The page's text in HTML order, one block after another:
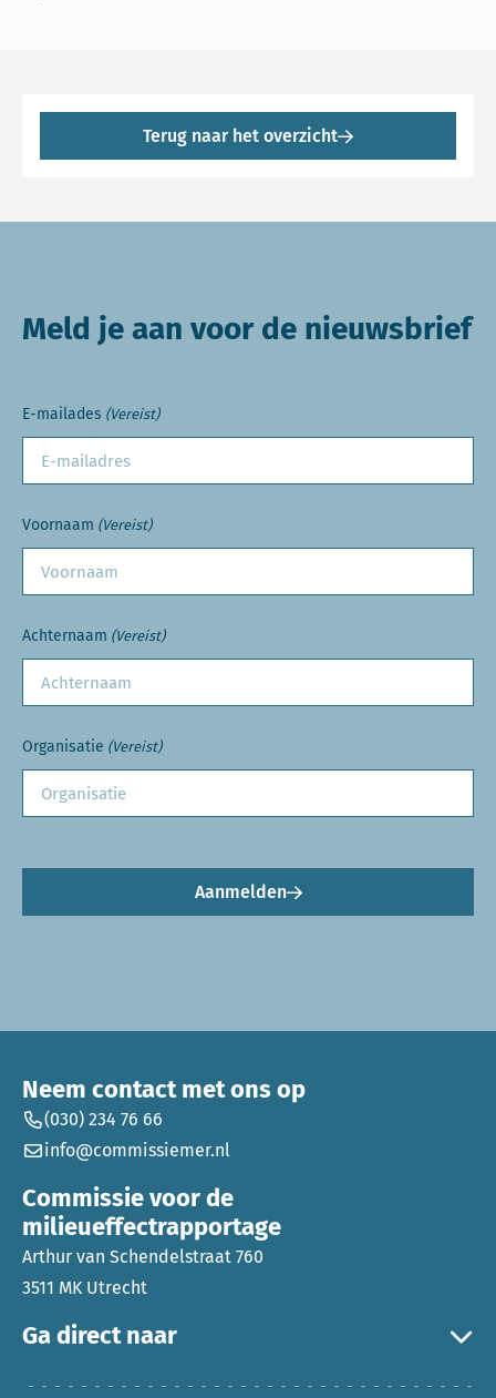
Terug naar het overzicht
Meld je aan voor de nieuwsbrief
E-mailades (Vereist)
Voornaam (Vereist)
Achternaam (Vereist)
Organisatie (Vereist)
Aanmelden
Ga direct naar
Neem contact met ons op
(030) 234 76 66
info@commissiemer.nl
Commissie voor de
milieueffectrapportage
Arthur van Schendelstraat 760
3511 MK Utrecht